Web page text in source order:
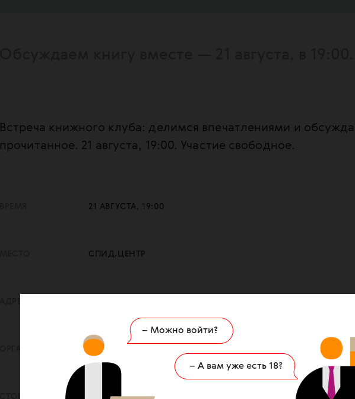
– Можно войти?
– А вам уже есть 18?
Встреча книжного клуба: делимся впечатлениями и
прочитанное. 21 августа, 19:00. Участие свободное.
21 АВГУСТА, 19:00
СПИД.ЦЕНТР
СПИД.ЦЕНТР